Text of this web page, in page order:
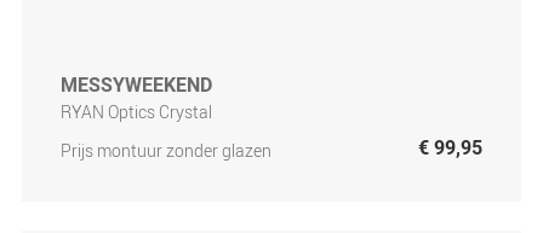
MESSYWEEKEND
RYAN Optics Crystal
Prijs montuur zonder glazen
€ 99,95